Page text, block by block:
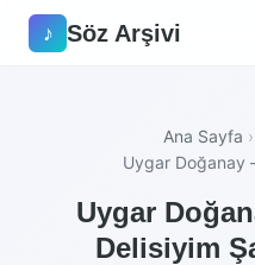
♪ Söz Arşivi
Ana Sayfa ›
Uygar Doğanay
Uygar
Delisiyim